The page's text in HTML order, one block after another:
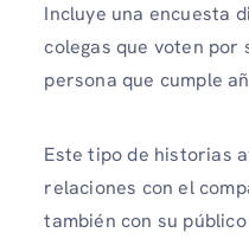
Incluye una encuesta
colegas que voten
persona que cumple
Este tipo de historias
relaciones con el
también con su